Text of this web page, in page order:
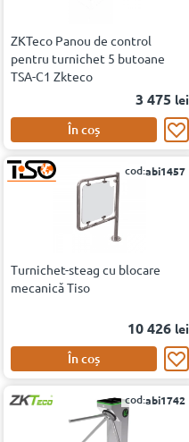
ZKTeco Panou de control
pentru turnichet 5 butoane
TSA-C1 Zkteco
3 475 lei
În coș
cod:abi1457
Turnichet-steag cu blocare
mecanică Tiso
10 426 lei
În coș
cod:abi1742